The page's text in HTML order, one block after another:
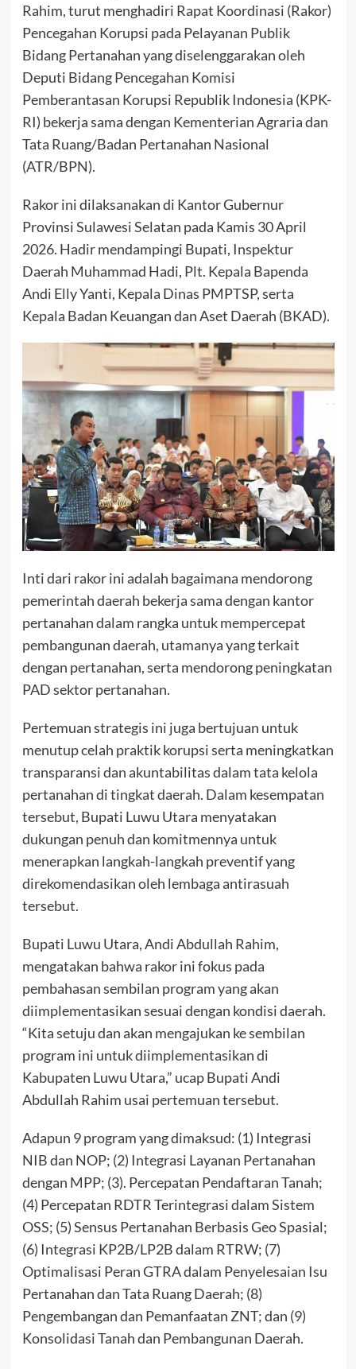
Rahim, turut menghadiri Rapat Koordinasi (Rakor)
Pencegahan Korupsi pada Pelayanan Publik
Bidang Pertanahan yang diselenggarakan oleh
Deputi Bidang Pencegahan Komisi
Pemberantasan Korupsi Republik Indonesia (KPK-
RI) bekerja sama dengan Kementerian Agraria dan
Tata Ruang/Badan Pertanahan Nasional
(ATR/BPN).
Rakor ini dilaksanakan di Kantor Gubernur
Provinsi Sulawesi Selatan pada Kamis 30 April
2026. Hadir mendampingi Bupati, Inspektur
Daerah Muhammad Hadi, Plt. Kepala Bapenda
Andi Elly Yanti, Kepala Dinas PMPTSP, serta
Kepala Badan Keuangan dan Aset Daerah (BKAD).
Inti dari rakor ini adalah bagaimana mendorong
pemerintah daerah bekerja sama dengan kantor
pertanahan dalam rangka untuk mempercepat
pembangunan daerah, utamanya yang terkait
dengan pertanahan, serta mendorong peningkatan
PAD sektor pertanahan.
Pertemuan strategis ini juga bertujuan untuk
menutup celah praktik korupsi serta meningkatkan
transparansi dan akuntabilitas dalam tata kelola
pertanahan di tingkat daerah. Dalam kesempatan
tersebut, Bupati Luwu Utara menyatakan
dukungan penuh dan komitmennya untuk
menerapkan langkah-langkah preventif yang
direkomendasikan oleh lembaga antirasuah
tersebut.
Bupati Luwu Utara, Andi Abdullah Rahim,
mengatakan bahwa rakor ini fokus pada
pembahasan sembilan program yang akan
diimplementasikan sesuai dengan kondisi daerah.
“Kita setuju dan akan mengajukan ke sembilan
program ini untuk diimplementasikan di
Kabupaten Luwu Utara,” ucap Bupati Andi
Abdullah Rahim usai pertemuan tersebut.
Adapun 9 program yang dimaksud: (1) Integrasi
NIB dan NOP; (2) Integrasi Layanan Pertanahan
dengan MPP; (3). Percepatan Pendaftaran Tanah;
(4) Percepatan RDTR Terintegrasi dalam Sistem
OSS; (5) Sensus Pertanahan Berbasis Geo Spasial;
(6) Integrasi KP2B/LP2B dalam RTRW; (7)
Optimalisasi Peran GTRA dalam Penyelesaian Isu
Pertanahan dan Tata Ruang Daerah; (8)
Pengembangan dan Pemanfaatan ZNT; dan (9)
Konsolidasi Tanah dan Pembangunan Daerah.